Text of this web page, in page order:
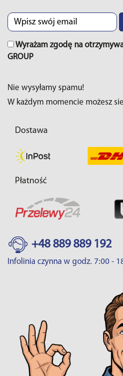
Wyrażam zgodę na
GROUP
Nie wysyłamy spamu!
W każdym momencie możesz
Dostawa
Płatność
+48 889 889 192
Infolinia czynna w godz. 7:00 -